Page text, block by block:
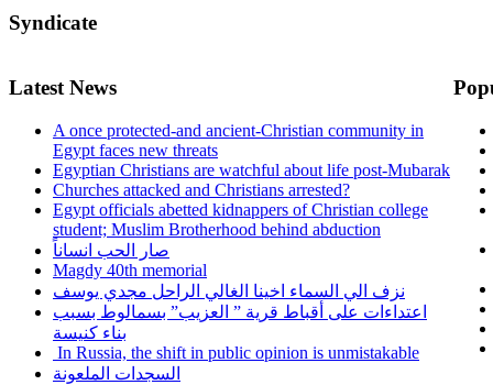
Syndicate
Latest News
A once protected-and ancient-Christian community in
Egypt faces new threats
Egyptian Christians are watchful about life post-Mubarak
Churches attacked and Christians arrested?
Egypt officials abetted kidnappers of Christian college
student; Muslim Brotherhood behind abduction
صار الحب انساناً
Magdy 40th memorial
نزف الي السماء اخينا الغالي الراحل مجدي يوسف
اعتداءات على أقباط قرية ” العزيب” بسمالوط بسبب
بناء كنيسة
In Russia, the shift in public opinion is unmistakable
السجدات الملعونة